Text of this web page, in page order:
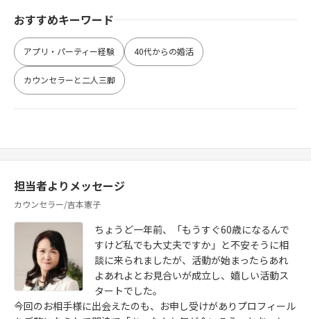
おすすめキーワード
アプリ・パーティー経験 40代からの婚活
カウンセラーと二人三脚
担当者よりメッセージ
カウンセラー/吉本憲子
ちょうど一年前、「もうすぐ60歳になるんで
すけど私でも大丈夫ですか」と不安そうに相
談に来られましたが、活動が始まったらあれ
よあれよとお見合いが成立し、嬉しい活動ス
タートでした。
今回のお相手様に出会えたのも、お申し受けがありプロフィール